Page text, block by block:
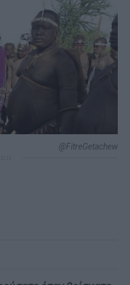
@FitreGetachew